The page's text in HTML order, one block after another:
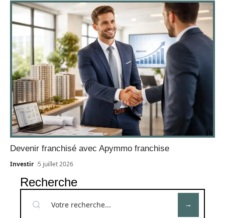
Devenir franchisé avec Apymmo franchise
Investir 5 juillet 2026
Recherche